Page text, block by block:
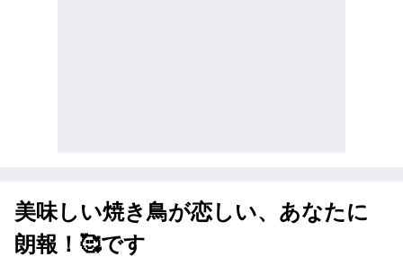
美味しい焼き鳥が恋しい、あなたに
朗報！🥰です